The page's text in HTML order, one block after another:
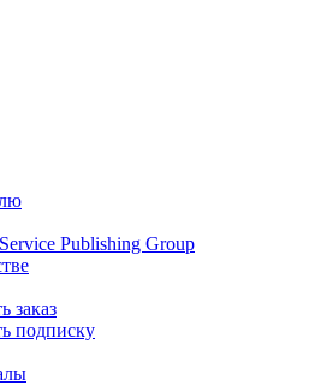
Publishing Group
заказ
подписку